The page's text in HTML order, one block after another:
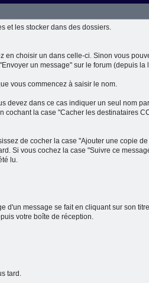
et les stocker dans des dossiers.
en choisir un dans celle-ci. Sinon vous
un message" sur le forum (depuis la
vous commencez à saisir le nom.
devez dans ce cas indiquer un seul nom par
cochant la case "Cacher les destinataires
de cocher la case "Ajouter une copie de
Si vous cochez la case "Suivre ce
lu.
d'un message se fait en cliquant sur son
votre boîte de réception.
tard.